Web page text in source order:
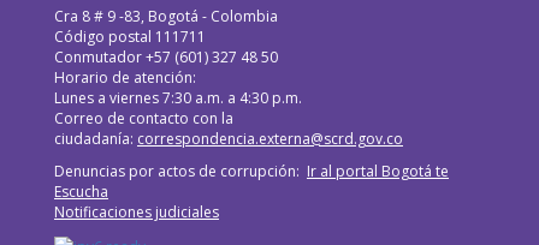
Cra 8 # 9 -83, Bogotá - Colombia
Código postal 111711
Conmutador +57 (601) 327 48 50
Horario de atención:
Lunes a viernes 7:30 a.m. a 4:30 p.m.
Correo de contacto con la
ciudadanía: correspondencia.externa@scrd.gov.co
Denuncias por actos de corrupción: Ir al portal Bogotá te
Escucha
Notificaciones judiciales